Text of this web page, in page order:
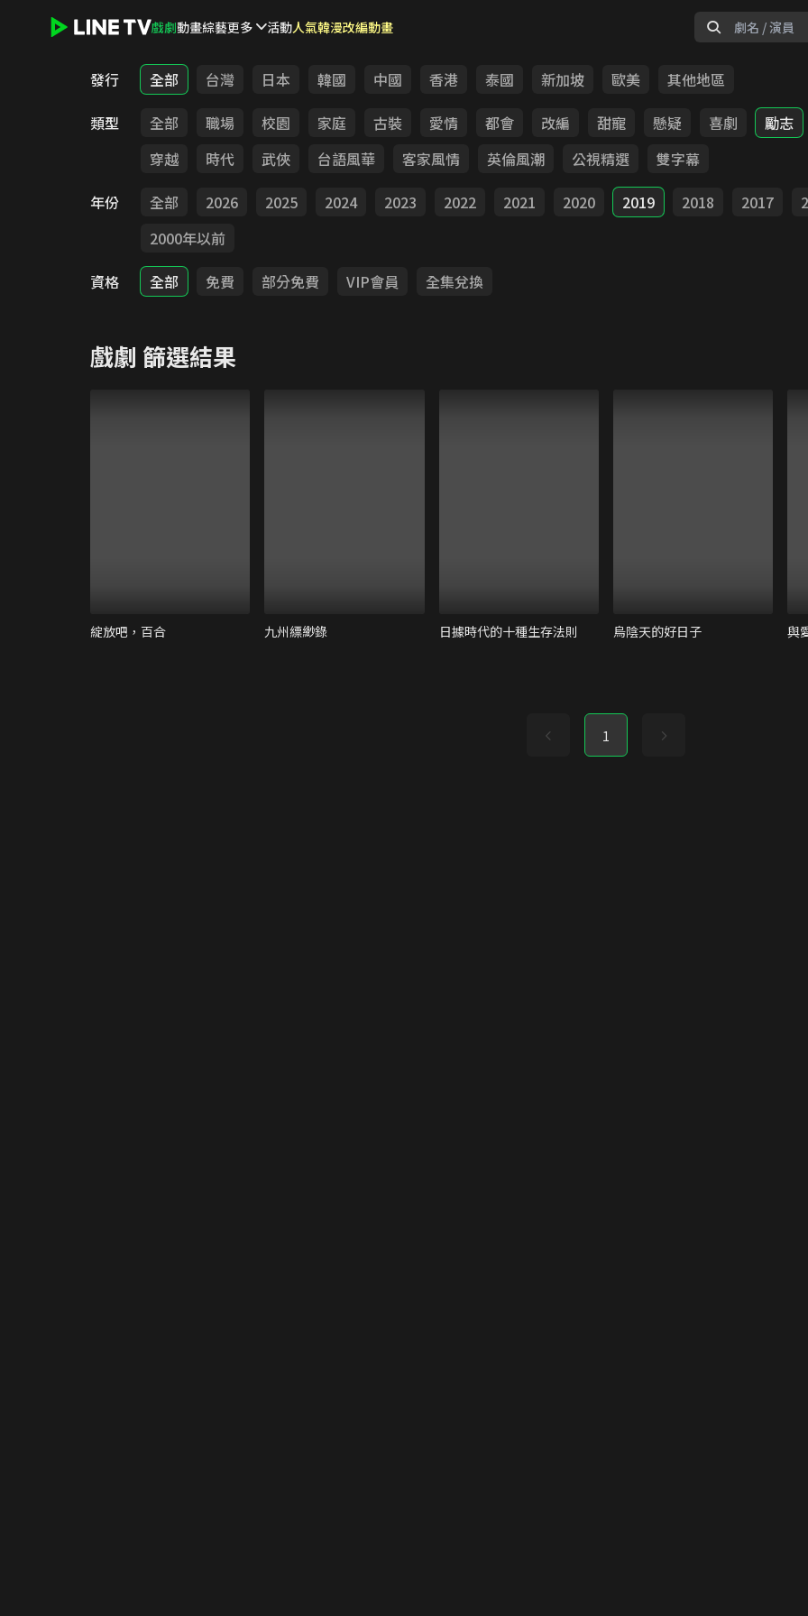
戲劇動畫綜藝更多 活動人氣韓漫改編動畫
發行 全部 台灣 日本 韓國 中國 香港 泰國 新加坡 歐美
其他地區
類型
全部 職場 校園 家庭 古裝 愛情 都會 改編 甜寵 懸疑 喜劇
勵志
穿越
時代 武俠 台語風華 客家風情 英倫風潮 公視精選
雙字幕
年份
全部 2026 2025 2024 2023 2022 2021 2020 2019 2018 2017
2000年以前
資格
全部 免費 部分免費 VIP會員 全集兌換
戲劇 篩選結果
綻放吧，百合 九州縹緲錄 日據時代的十種生存法則 烏陰天的好日子 與
1